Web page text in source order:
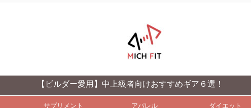
【ビルダー愛用】中上級者向けおすすめギア６選！
サプリメント アパレル ダイエット